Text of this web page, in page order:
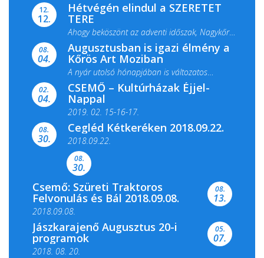
12.
12.
Hétvégén elindul a SZERETET
TERE
Ahogy beköszönt az adventi időszak, Nagykőrös
ismét megtelik ünnepi fénnyel és közös...
08.
04.
Augusztusban is igazi élmény a
Kőrös Art Moziban
A nyár utolsó hónapjában is változatos
filmkínálattal, családi...
02.
04.
CSEMŐ – Kultúrházak Éjjel-
Nappal
2019. 02. 15-16-17.
Színes és tartalmas programokkal várja a
Csemői Községi Könyvtár és...
08.
30.
Cegléd Kétkeréken 2018.09.22.
2018.09.22.
08.
30.
Csemő: Szüreti Traktoros
Felvonulás és Bál 2018.09.08.
2018.09.08.
08.
13.
Jászkarajenő Augusztus 20-i
programok
2018. 08. 20.
05.
07.